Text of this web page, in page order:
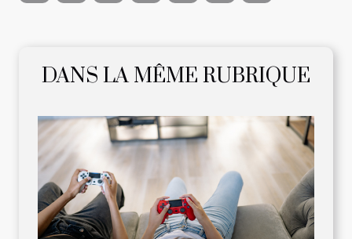
DANS LA MÊME RUBRIQUE